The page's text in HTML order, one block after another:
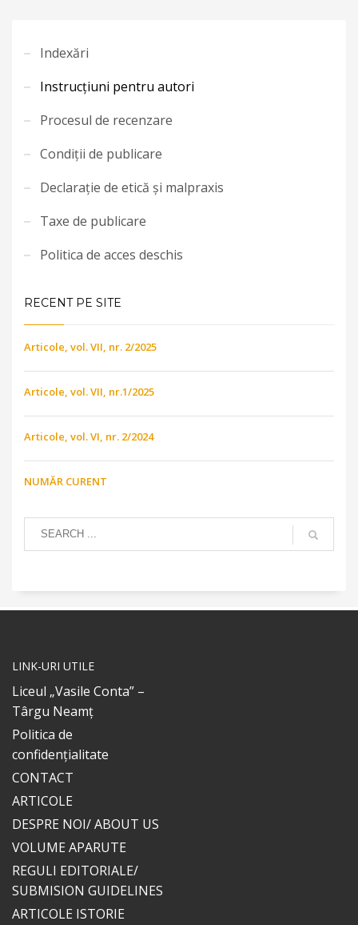
Indexări
Instrucțiuni pentru autori
Procesul de recenzare
Condiții de publicare
Declarație de etică și malpraxis
Taxe de publicare
Politica de acces deschis
RECENT PE SITE
Articole, vol. VII, nr. 2/2025
Articole, vol. VII, nr.1/2025
Articole, vol. VI, nr. 2/2024
NUMĂR CURENT
LINK-URI UTILE
Liceul „Vasile Conta” –
Târgu Neamț
Politica de
confidențialitate
CONTACT
ARTICOLE
DESPRE NOI/ ABOUT US
VOLUME APARUTE
REGULI EDITORIALE/
SUBMISION GUIDELINES
ARTICOLE ISTORIE